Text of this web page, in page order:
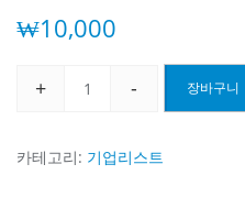
₩10,000
+
아
- 장바구니
카테고리: 기업리스트